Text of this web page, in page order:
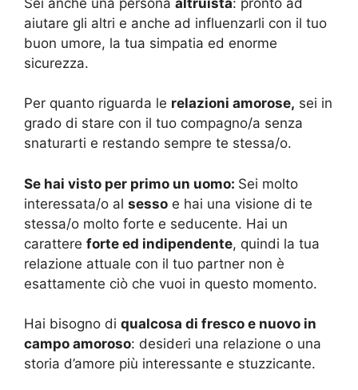
aiutare gli altri e anche ad influenzarli con il tuo
buon umore, la tua simpatia ed enorme
sicurezza.
Per quanto riguarda le relazioni amorose, sei in
grado di stare con il tuo compagno/a senza
snaturarti e restando sempre te stessa/o.
Se hai visto per primo un uomo: Sei molto
interessata/o al sesso e hai una visione di te
stessa/o molto forte e seducente. Hai un
carattere forte ed indipendente, quindi la tua
relazione attuale con il tuo partner non è
esattamente ciò che vuoi in questo momento.
Hai bisogno di qualcosa di fresco e nuovo in
campo amoroso: desideri una relazione o una
storia d’amore più interessante e stuzzicante.